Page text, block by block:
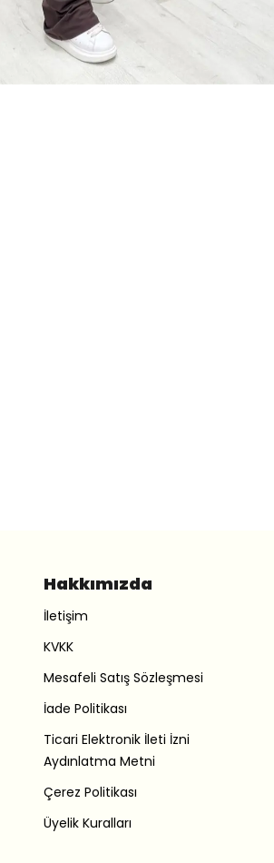
Hakkımızda
İletişim
KVKK
Mesafeli Satış Sözleşmesi
İade Politikası
Ticari Elektronik İleti İzni
Aydınlatma Metni
Çerez Politikası
Üyelik Kuralları